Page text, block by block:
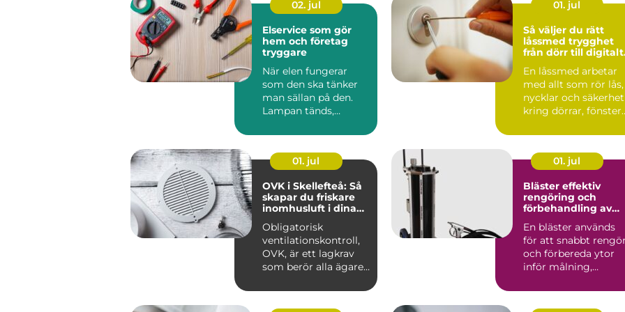
02. jul
Elservice som gör
hem och företag
tryggare
När elen fungerar
som den ska tänker
man sällan på den.
Lampan tänds,
igång och p...
01. jul
Så väljer du rätt
låssmed trygghet
från dörr till digitalt
En låssmed arbetar
med allt som rör lås,
nycklar och säkerhet
kring dörrar, fönster
01. jul
OVK i Skellefteå: Så
skapar du friskare
inomhusluft i dina
Obligatorisk
ventilationskontroll,
OVK, är ett lagkrav
som berör alla ägare
01. jul
Bläster effektiv
rengöring och
förbehandling av
En bläster används
för att snabbt
och förbereda ytor
inför målning,
be...